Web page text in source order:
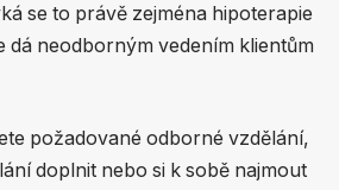
se to právě zejména hipoterapie
dá neodborným vedením klientům
požadované odborné vzdělání,
doplnit nebo si k sobě najmout